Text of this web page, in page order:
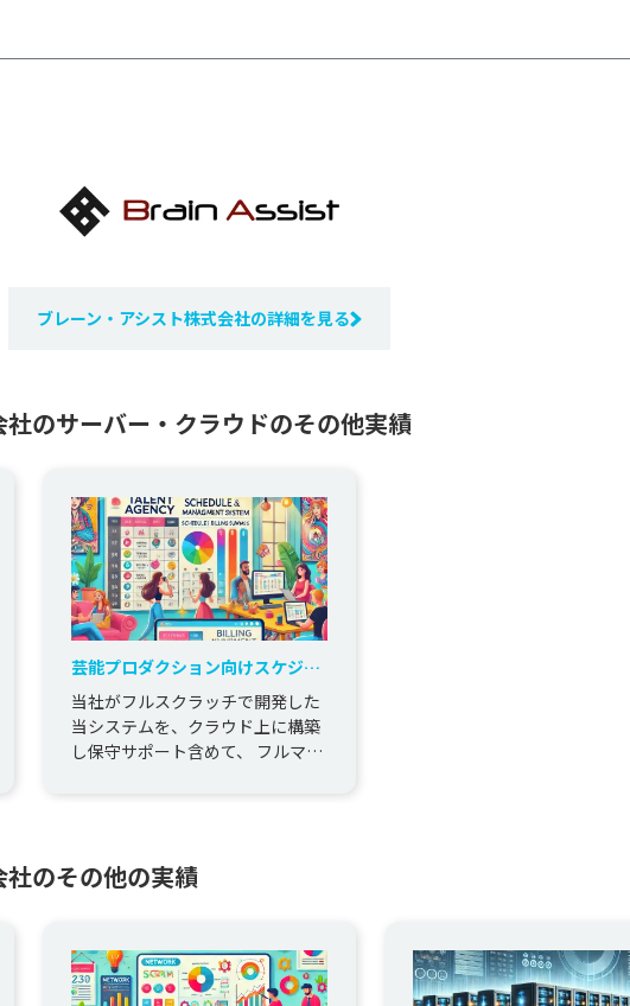
ブレーン・アシスト株式会社の詳細を見る
のサーバー・クラウドのその他実績
芸能プロダクション向けスケジュ
ール管理、請求管理システム ク
ラウド運用
当社がフルスクラッチで開発した
当システムを、クラウド上に構築
し保守サポート含めて、 フルマネ
のその他の実績